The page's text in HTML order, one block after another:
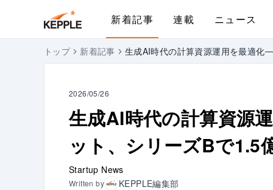
新着記事 連載 ニュース
トップ 新着記事 生成AI時代の計算資源運用を最適化
2026/05/26
生成AI時代の計算資源
ット、シリーズBで1.5
Startup News
Written by KEPPLE編集部